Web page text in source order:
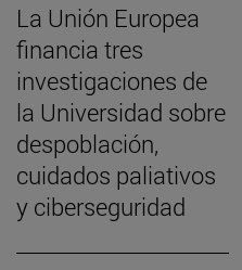
La Unión Europea
financia tres
investigaciones de
la Universidad sobre
despoblación,
cuidados paliativos
y ciberseguridad